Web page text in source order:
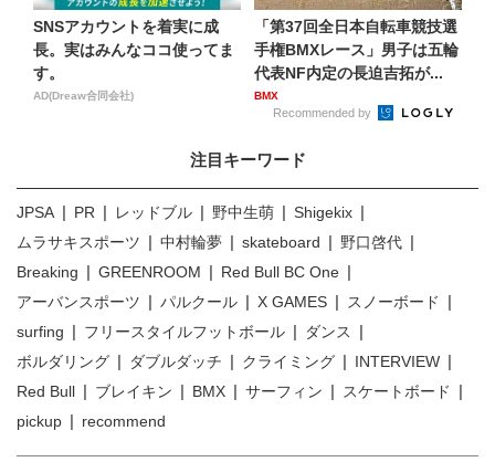
SNSアカウントを着実に成
長。実はみんなココ使ってま
す。
AD(Dreaw合同会社)
「第37回全日本自転車競技選
手権BMXレース」男子は五輪
代表NF内定の長迫吉拓が...
BMX
Recommended by
注目キーワード
JPSA PR レッドブル 野中生萌
Shigekix
ムラサキスポーツ
中村輪夢 skateboard
野口啓代
Breaking
GREENROOM
Red Bull BC One
アーバンスポーツ
パルクール X GAMES
スノーボード
surfing
フリースタイルフットボール
ダンス
ボルダリング
ダブルダッチ クライミング
INTERVIEW
Red Bull
ブレイキン BMX サーフィン
スケートボード
pickup
recommend